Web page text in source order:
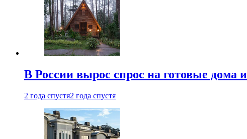
В России вырос спрос на готовые дома
2 года спустя2 года спустя